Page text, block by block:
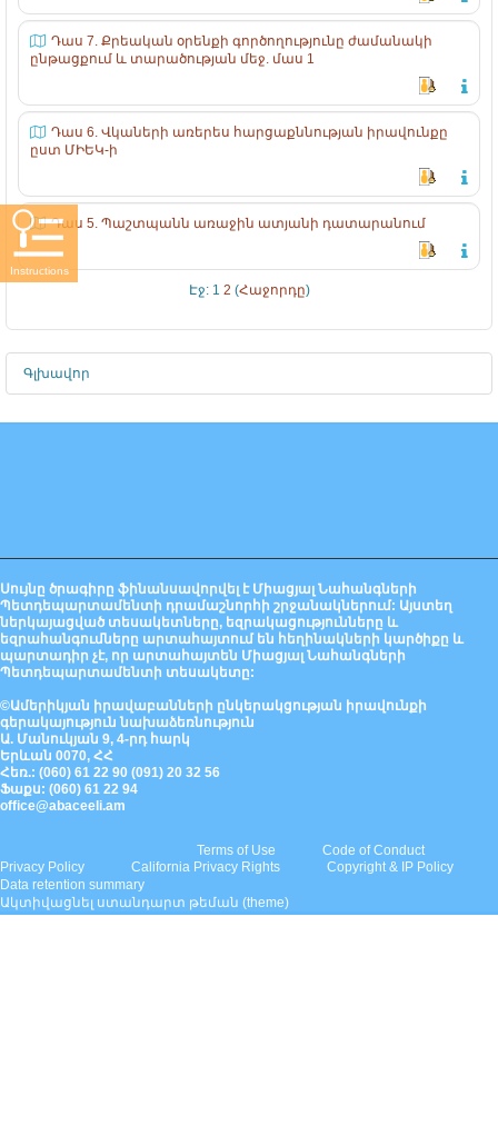
Instructions
Դաս 7. Քրեական օրենքի գործողությունը ժամանակի
ընթացքում և տարածության մեջ. մաս 1
Դաս 6. Վկաների առերես հարցաքննության իրավունքը
ըստ ՄԻԵԿ-ի
Դաս 5. Պաշտպանն առաջին ատյանի դատարանում
Էջ: 1 2 (Հաջորդը)
Գլխավոր
Սույնը ծրագիրը ֆինանսավորվել է Միացյալ Նահանգների
Պետդեպարտամենտի դրամաշնորհի շրջանակներում: Այստեղ
ներկայացված տեսակետները, եզրակացությունները և
եզրահանգումները արտահայտում են հեղինակների կարծիքը և
պարտադիր չէ, որ արտահայտեն Միացյալ Նահանգների
Պետդեպարտամենտի տեսակետը:
©Ամերիկյան իրավաբանների ընկերակցության իրավունքի
գերակայություն նախաձեռնություն
Ա. Մանուկյան 9, 4-րդ հարկ
Երևան 0070, ՀՀ
Հեռ.: (060) 61 22 90 (091) 20 32 56
Ֆաքս: (060) 61 22 94
office@abaceeli.am
Terms of Use
Code of Conduct
Privacy Policy
California Privacy Rights
Copyright & IP Policy
Data retention summary
Ակտիվացնել ստանդարտ թեման (theme)